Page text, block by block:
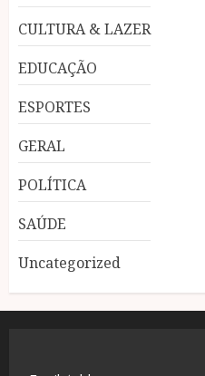
CULTURA & LAZER
EDUCAÇÃO
ESPORTES
GERAL
POLÍTICA
SAÚDE
Uncategorized